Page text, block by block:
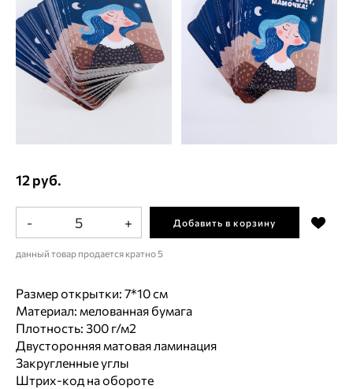
12 руб.
- + Добавить в корзину
данный товар продается кратно 5
Размер открытки: 7*10 см
Материал: мелованная бумага
Плотность: 300 г/м2
Двусторонняя матовая ламинация
Закругленные углы
Штрих-код на обороте